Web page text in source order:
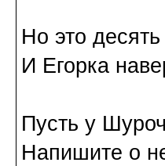
Но это
И Егорка
Пусть у
Напишите о